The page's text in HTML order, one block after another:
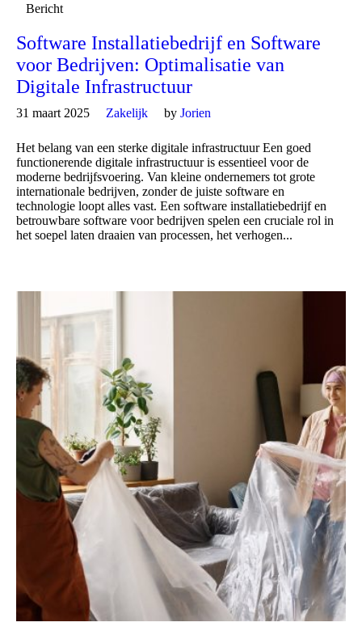
Bericht
Software Installatiebedrijf en Software
voor Bedrijven: Optimalisatie van
Digitale Infrastructuur
31 maart 2025 Zakelijk by Jorien
Het belang van een sterke digitale infrastructuur Een goed
functionerende digitale infrastructuur is essentieel voor de
moderne bedrijfsvoering. Van kleine ondernemers tot grote
internationale bedrijven, zonder de juiste software en
technologie loopt alles vast. Een software installatiebedrijf en
betrouwbare software voor bedrijven spelen een cruciale rol in
het soepel laten draaien van processen, het verhogen...